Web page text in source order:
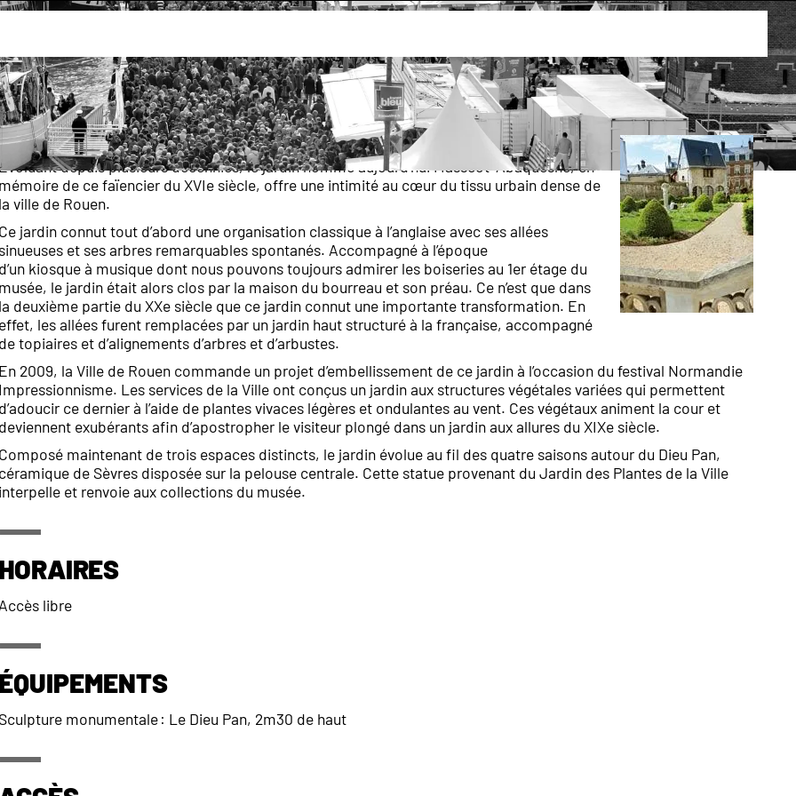
: 750 m²
depuis plusieurs décennies, le jardin nommé aujourd’hui Masséot-Abaquesne, en
mémoire de ce faïencier du XVIe siècle, offre une intimité au cœur du tissu urbain dense de
la ville de Rouen.
Ce jardin connut tout d’abord une organisation classique à l’anglaise avec ses allées
sinueuses et ses arbres remarquables spontanés. Accompagné à l’époque
d’un kiosque à musique dont nous pouvons toujours admirer les boiseries au 1er étage du
musée, le jardin était alors clos par la maison du bourreau et son préau. Ce n’est que dans
la deuxième partie du XXe siècle que ce jardin connut une importante transformation. En
effet, les allées furent remplacées par un jardin haut structuré à la française, accompagné
de topiaires et d’alignements d’arbres et d’arbustes.
En 2009, la Ville de Rouen commande un projet d’embellissement de ce jardin à l’occasion du festival Normandie
Impressionnisme. Les services de la Ville ont conçus un jardin aux structures végétales variées qui permettent
d’adoucir ce dernier à l’aide de plantes vivaces légères et ondulantes au vent. Ces végétaux animent la cour et
deviennent exubérants afin d’apostropher le visiteur plongé dans un jardin aux allures du XIXe siècle.
Composé maintenant de trois espaces distincts, le jardin évolue au fil des quatre saisons autour du Dieu Pan,
céramique de Sèvres disposée sur la pelouse centrale. Cette statue provenant du Jardin des Plantes de la Ville
interpelle et renvoie aux collections du musée.
Horaires
Accès libre
Équipements
Sculpture monumentale : Le Dieu Pan, 2m30 de haut